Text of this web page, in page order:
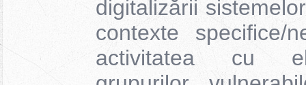
digitalizării
contexte specifice/
activitatea cu